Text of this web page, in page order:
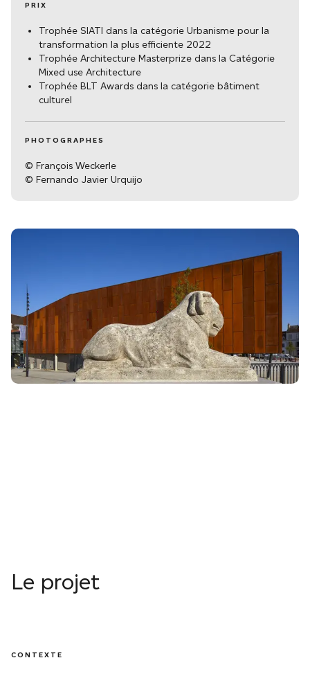
DÉTAILS PROJET
DÉTAILS PROJET
PRIX
Trophée SIATI dans la catégorie Urbanisme pour la
transformation la plus efficiente 2022
Trophée Architecture Masterprize dans la Catégorie
Mixed use Architecture
Trophée BLT Awards dans la catégorie bâtiment
culturel
PHOTOGRAPHES
© François Weckerle
© Fernando Javier Urquijo
Le projet
CONTEXTE